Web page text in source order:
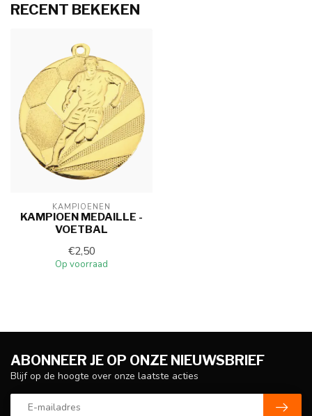
RECENT BEKEKEN
KAMPIOENEN
KAMPIOEN MEDAILLE -
VOETBAL
€2,50
Op voorraad
ABONNEER JE OP ONZE NIEUWSBRIEF
Blijf op de hoogte over onze laatste acties